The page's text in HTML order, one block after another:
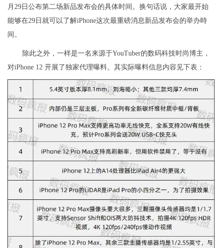
月29日公布第二场新品发布会的具体时间。换句话说，大家最开始
能够在29日就可以了解iPhone这次最重磅消息新品发布会的举办時
间。
除此之外，一样是一名来源于YouTuber的数码科技时尚博主，
对iPhone 12 开展了独家代理曝料。其实际曝料信息内容见下表：